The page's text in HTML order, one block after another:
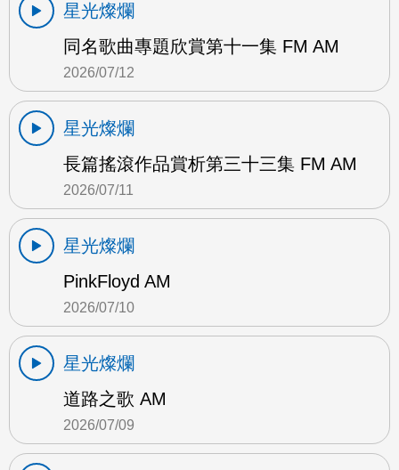
星光燦爛
同名歌曲專題欣賞第十一集 FM AM
2026/07/12
星光燦爛
長篇搖滾作品賞析第三十三集 FM AM
2026/07/11
星光燦爛
PinkFloyd AM
2026/07/10
星光燦爛
道路之歌 AM
2026/07/09